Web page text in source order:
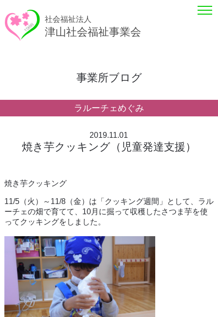
社会福祉法人
津山社会福祉事業会
事業所ブログ
ラルーチェめぐみ
2019.11.01
焼き芋クッキング（児童発達支援）
焼き芋クッキング
11/5（火）～11/8（金）は「クッキング週間」として、ラル
ーチェの畑で育てて、10月に掘って収穫したさつま芋を使
ってクッキングをしました。